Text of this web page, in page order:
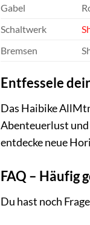
Gabel
Schaltwerk
Bremsen
Entfessele
Das Haibike
Abenteuerlust und
entdecke neue
FAQ – Häufig
Du hast noch